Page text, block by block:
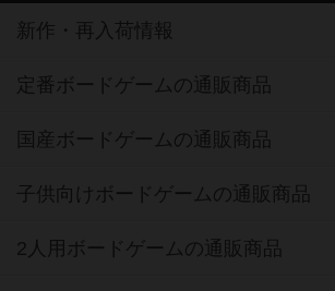
新作・再入荷情報
定番ボードゲームの通販商品
国産ボードゲームの通販商品
子供向けボードゲームの通販商品
2人用ボードゲームの通販商品